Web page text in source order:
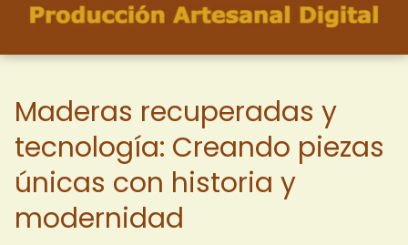
Maderas recuperadas y
tecnología: Creando piezas
únicas con historia y
modernidad